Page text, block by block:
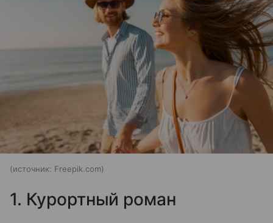
источник: Freepik.com
1. Курортный роман